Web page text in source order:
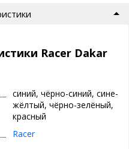
Racer Dakar
синий, чёрно-синий, сине-
жёлтый, чёрно-зелёный,
красный
Racer